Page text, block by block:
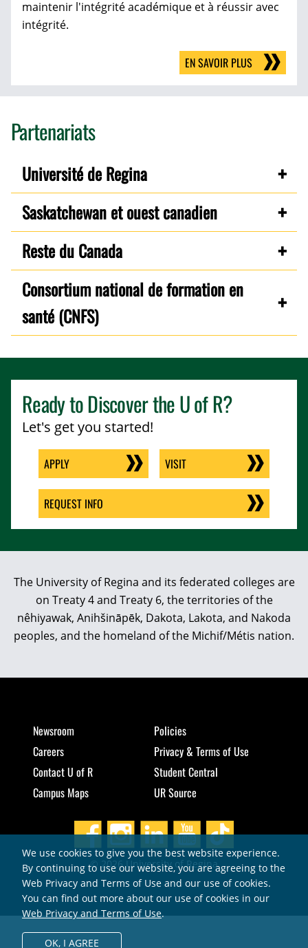
maintenir l'intégrité académique et à réussir avec
intégrité.
EN SAVOIR PLUS
Partenariats
Université de Regina
Saskatchewan et ouest canadien
Reste du Canada
Consortium national de formation en
santé (CNFS)
Ready to Discover theU of R?
Let's get you started!
APPLY VISIT
REQUEST INFO
The University of Regina and its federated colleges are
on Treaty 4 and Treaty 6, the territories of the
nêhiyawak, Anihšināpēk, Dakota, Lakota, and Nakoda
peoples, and the homeland of the Michif/Métis nation.
Newsroom
Careers
Contact U of R
Campus Maps
Policies
Privacy & Terms of Use
Student Central
UR Source
© 2026 University of Regina
We use cookies to give you the best website experience.
By continuing to use our website, you are agreeing to the
Web Privacy and Terms of Use and our use of cookies.
You can find out more about our use of cookies in our
Web Privacy and Terms of Use.
OK, I AGREE